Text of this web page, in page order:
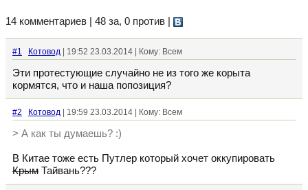
14 комментариев | 48 за, 0 против
#1 Котовод | 19:52 23.03.2014 | Кому: Всем
Эти протестующие случайно не из того же корыта
кормятся, что и наша попозиция?
#2 Котовод | 19:59 23.03.2014 | Кому: Всем
> А как ты думаешь? :)
В Китае тоже есть Путлер который хочет оккупировать
Крым Тайвань???